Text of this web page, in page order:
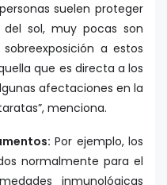
suelen proteger
sol, muy pocas son
a estos
que es directa a los
afectaciones en la
menciona.
Por ejemplo, los
normalmente para el
inmunológicas